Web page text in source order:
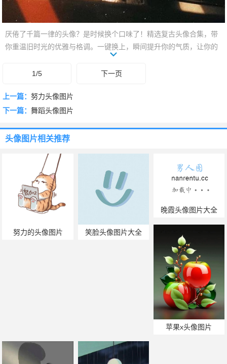
厌倦了千篇一律的头像？是时候换个口味了！精选复古头像合集，带
你重温旧时光的优雅与格调。一键换上，瞬间提升你的气质，让你的
1/5
下一页
上一篇： 努力头像图片
下一篇： 舞蹈头像图片
头像图片相关推荐
努力的头像图片 笑脸头像图片大全
晚霞头像图片大全
苹果x头像图片